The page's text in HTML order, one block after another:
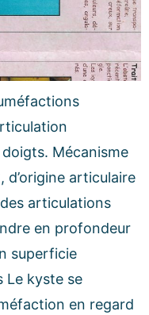
Mécanisme
d’origine articulaire
articulations
en profondeur
superficie
Le kyste se
en regard